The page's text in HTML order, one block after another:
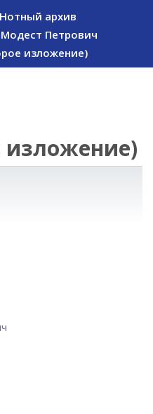
Нотный архив
Петрович
изложение)
изложение)